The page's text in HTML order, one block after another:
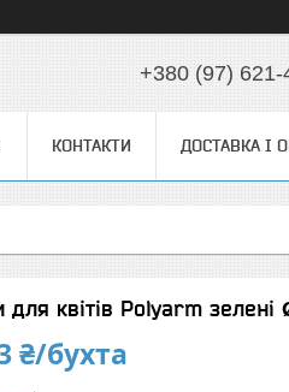
+380 (97) 621-
КОНТАКТИ ДОСТАВКА І
для квітів Polyarm
₴/бухта